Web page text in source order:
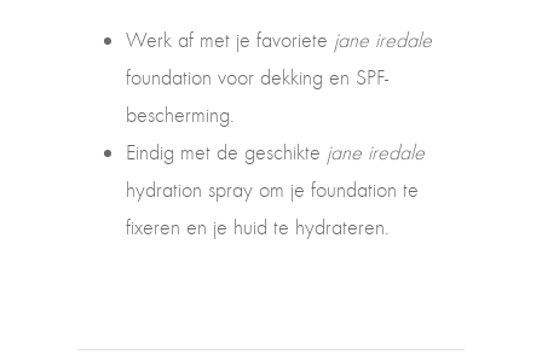
Werk af met je favoriete jane iredale
foundation voor dekking en SPF-
bescherming.
Eindig met de geschikte jane iredale
hydration spray om je foundation te
fixeren en je huid te hydrateren.